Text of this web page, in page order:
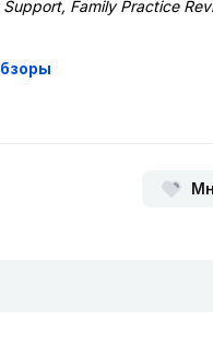
Family Practice